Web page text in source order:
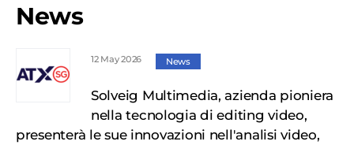
News
12 May 2026 News
Solveig Multimedia, azienda pioniera
nella tecnologia di editing video,
presenterà le sue innovazioni nell'analisi video,